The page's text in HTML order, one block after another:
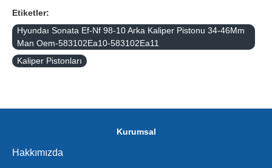
Etiketler:
Hyundaı Sonata Ef-Nf 98-10 Arka Kaliper Pistonu 34-46Mm
Man Oem-583102Ea10-583102Ea11
Kaliper Pistonları
Kurumsal
Hakkımızda